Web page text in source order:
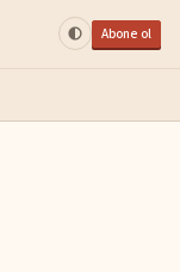
Abone ol